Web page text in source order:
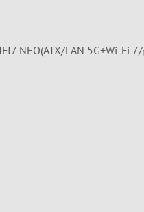
NEO(ATX/LAN 5G+Wi-Fi